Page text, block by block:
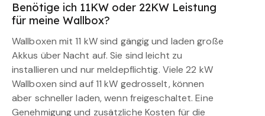
Benötige ich 11KW oder 22KW Leistung
für meine Wallbox?
Wallboxen mit 11 kW sind gängig und laden große
Akkus über Nacht auf. Sie sind leicht zu
installieren und nur meldepflichtig. Viele 22 kW
Wallboxen sind auf 11 kW gedrosselt, können
aber schneller laden, wenn freigeschaltet. Eine
Genehmigung und zusätzliche Kosten für die